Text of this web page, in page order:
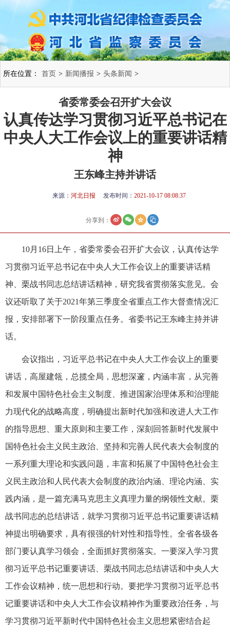
所在位置： 首页 > 新闻播报 > 头条新闻 >
省委常委会召开扩大会议
认真传达学习贯彻习近平总书记在
中央人大工作会议上的重要讲话精
神
王东峰主持并讲话
来源： 河北日报 发布时间： 2021-10-17 08:08:37
分享到：
10月16日上午，省委常委会召开扩大会议，认真传达学
习贯彻习近平总书记在中央人大工作会议上的重要讲话精
神、栗战书同志总结讲话精神，研究我省贯彻落实意见。会
议还听取了关于2021年第三季度全省重点工作大督查情况汇
报，安排部署下一阶段重点任务。省委书记王东峰主持并讲
话。
会议指出，习近平总书记在中央人大工作会议上的重要
讲话，高屋建瓴，总揽全局，思想深邃，内涵丰富，从完善
和发展中国特色社会主义制度、推进国家治理体系和治理能
力现代化的战略高度，明确提出新时代加强和改进人大工作
的指导思想、重大原则和主要工作，深刻回答新时代发展中
国特色社会主义民主政治、坚持和完善人民代表大会制度的
一系列重大理论和实践问题，丰富和拓展了中国特色社会主
义民主政治和人民代表大会制度的政治内涵、理论内涵、实
践内涵，是一篇充满马克思主义真理力量的纲领性文献。栗
战书同志的总结讲话，就学习贯彻习近平总书记重要讲话精
神提出明确要求，具有很强的针对性和指导性。全省各级各
部门要认真学习领会，全面抓好贯彻落实。一要深入学习贯
彻习近平总书记重要讲话、栗战书同志总结讲话和中央人大
工作会议精神，统一思想和行动。要把学习贯彻习近平总书
记重要讲话和中央人大工作会议精神作为重要政治任务，与
学习贯彻习近平新时代中国特色社会主义思想紧密结合起